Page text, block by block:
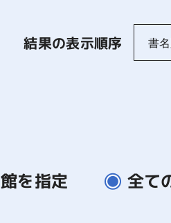
結果の表示順序
館を指定 全て